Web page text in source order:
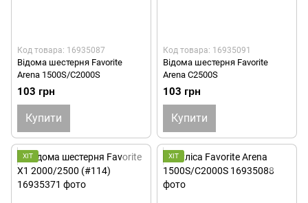
Код товара: 16935087
Відома шестерня Favorite
Arena 1500S/C2000S
103 грн
Купити
Код товара: 16935091
Відома шестерня Favorite
Arena C2500S
103 грн
Купити
ХІТ ХІТ